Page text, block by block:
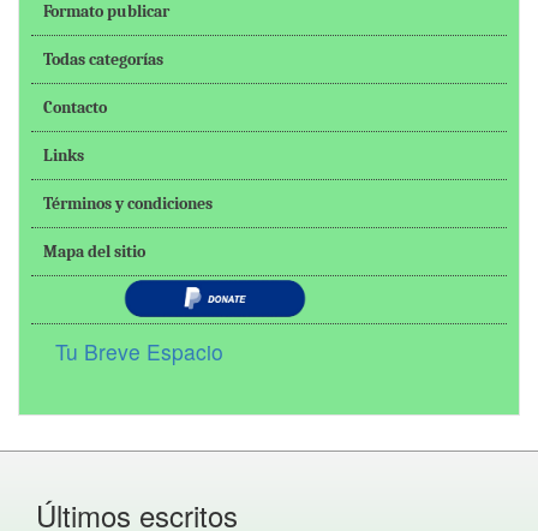
Formato publicar
Todas categorías
Contacto
Links
Términos y condiciones
Mapa del sitio
Tu Breve Espacio
Últimos escritos